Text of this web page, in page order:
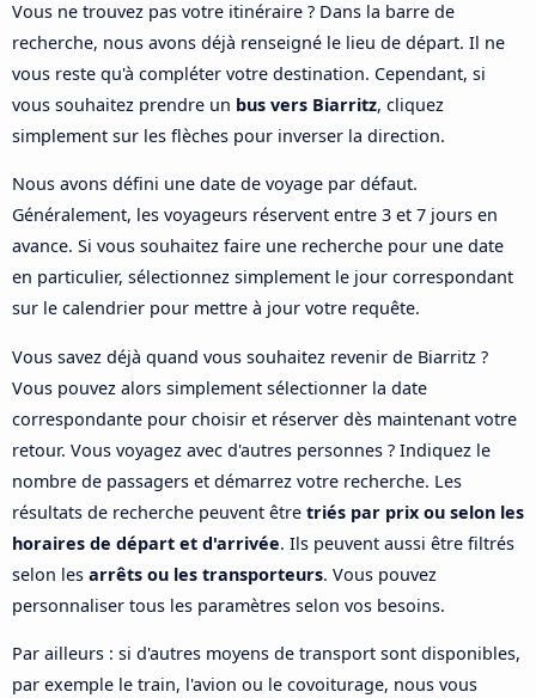
Vous ne trouvez pas votre itinéraire ? Dans la barre de
recherche, nous avons déjà renseigné le lieu de départ. Il ne
vous reste qu'à compléter votre destination. Cependant, si
vous souhaitez prendre un bus vers Biarritz, cliquez
simplement sur les flèches pour inverser la direction.
Nous avons défini une date de voyage par défaut.
Généralement, les voyageurs réservent entre 3 et 7 jours en
avance. Si vous souhaitez faire une recherche pour une date
en particulier, sélectionnez simplement le jour correspondant
sur le calendrier pour mettre à jour votre requête.
Vous savez déjà quand vous souhaitez revenir de Biarritz ?
Vous pouvez alors simplement sélectionner la date
correspondante pour choisir et réserver dès maintenant votre
retour. Vous voyagez avec d'autres personnes ? Indiquez le
nombre de passagers et démarrez votre recherche. Les
résultats de recherche peuvent être triés par prix ou selon les
horaires de départ et d'arrivée. Ils peuvent aussi être filtrés
selon les arrêts ou les transporteurs. Vous pouvez
personnaliser tous les paramètres selon vos besoins.
Par ailleurs : si d'autres moyens de transport sont disponibles,
par exemple le train, l'avion ou le covoiturage, nous vous